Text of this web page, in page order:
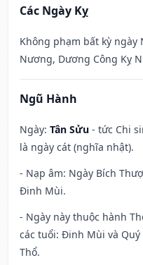
Các Ngày Kỵ
Không phạm bất kỳ ngày
Nương, Dương Công Kỵ
Ngũ Hành
Ngày: Tân Sửu - tức Chi
là ngày cát (nghĩa nhật).
- Nạp âm: Ngày Bích
Đinh Mùi.
- Ngày này thuộc hành
các tuổi: Đinh Mùi và
Thổ.